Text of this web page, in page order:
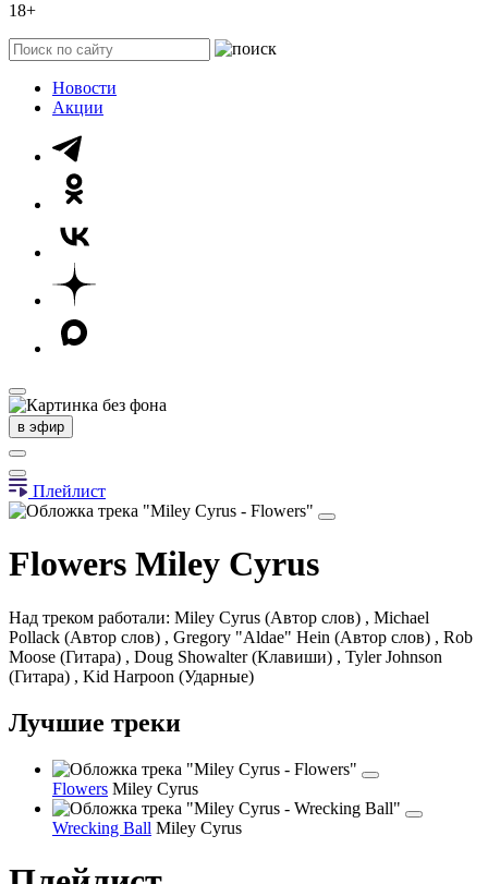
18+
Новости
Акции
в эфир
Плейлист
Flowers Miley Cyrus
Над треком работали: Miley Cyrus (Автор слов) , Michael
Pollack (Автор слов) , Gregory "Aldae" Hein (Автор слов) , Rob
Moose (Гитара) , Doug Showalter (Клавиши) , Tyler Johnson
(Гитара) , Kid Harpoon (Ударные)
Лучшие треки
Flowers Miley Cyrus
Wrecking Ball Miley Cyrus